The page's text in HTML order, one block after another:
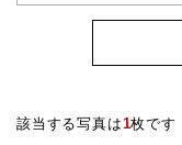
該当する写真は1枚です